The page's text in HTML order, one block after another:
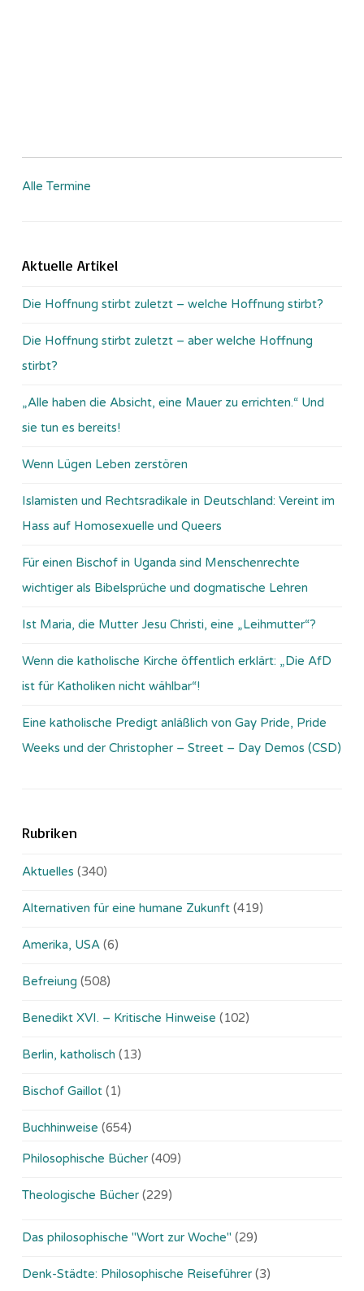
Alle Termine
Aktuelle Artikel
Die Hoffnung stirbt zuletzt – welche Hoffnung stirbt?
Die Hoffnung stirbt zuletzt – aber welche Hoffnung
stirbt?
„Alle haben die Absicht, eine Mauer zu errichten.“ Und
sie tun es bereits!
Wenn Lügen Leben zerstören
Islamisten und Rechtsradikale in Deutschland: Vereint im
Hass auf Homosexuelle und Queers
Für einen Bischof in Uganda sind Menschenrechte
wichtiger als Bibelsprüche und dogmatische Lehren
Ist Maria, die Mutter Jesu Christi, eine „Leihmutter“?
Wenn die katholische Kirche öffentlich erklärt: „Die AfD
ist für Katholiken nicht wählbar“!
Eine katholische Predigt anläßlich von Gay Pride, Pride
Weeks und der Christopher – Street – Day Demos (CSD)
Rubriken
Aktuelles (340)
Alternativen für eine humane Zukunft (419)
Amerika, USA (6)
Befreiung (508)
Benedikt XVI. – Kritische Hinweise (102)
Berlin, katholisch (13)
Bischof Gaillot (1)
Buchhinweise (654)
Philosophische Bücher (409)
Theologische Bücher (229)
Das philosophische "Wort zur Woche" (29)
Denk-Städte: Philosophische Reiseführer (3)